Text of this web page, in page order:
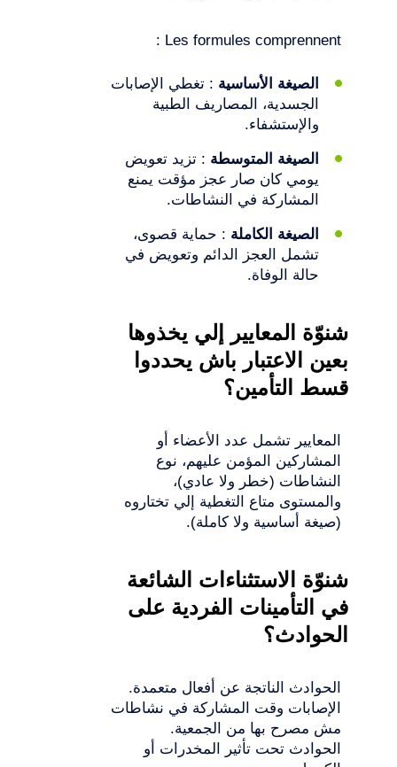
Les formules comprennent :
الصيغة الأساسية : تغطي الإصابات
الجسدية، المصاريف الطبية
والإستشفاء.
الصيغة المتوسطة : تزيد تعويض
يومي كان صار عجز مؤقت يمنع
المشاركة في النشاطات.
الصيغة الكاملة : حماية قصوى،
تشمل العجز الدائم وتعويض في
حالة الوفاة.
شنوّة المعايير إلي يخذوها
بعين الاعتبار باش يحددوا
قسط التأمين؟
المعايير تشمل عدد الأعضاء أو
المشاركين المؤمن عليهم، نوع
النشاطات (خطر ولا عادي)،
والمستوى متاع التغطية إلي تختاروه
(صيغة أساسية ولا كاملة).
شنوّة الاستثناءات الشائعة
في التأمينات الفردية على
الحوادث؟
الحوادث الناتجة عن أفعال متعمدة.
الإصابات وقت المشاركة في نشاطات
مش مصرح بها من الجمعية.
الحوادث تحت تأثير المخدرات أو